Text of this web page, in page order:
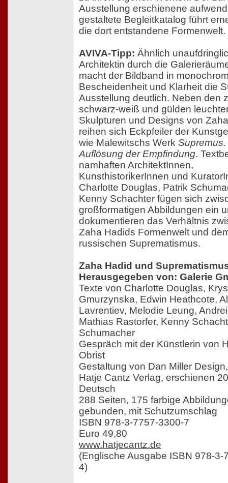
Ausstellung erschienene
gestaltete Begleitkatalog führt
die dort entstandene Formenwelt.
AVIVA-Tipp: Ähnlich
Architektin durch die
macht der Bildband in
Bescheidenheit und Klarheit die
Ausstellung deutlich. Neben den
schwarz-weiß und gülden
Skulpturen und Designs von
reihen sich Eckpfeiler der
wie Malewitschs Werk Supremus.
Auflösung der Empfindung.
namhaften ArchitektInnen,
KunsthistorikerInnen und
Charlotte Douglas, Patrik
Kenny Schachter fügen sich
großformatigen Abbildungen ein
dokumentieren das Verhältnis
Zaha Hadids Formenwelt und
russischen Suprematismus.
Zaha Hadid und
Herausgegeben von: Galerie
Texte von Charlotte Douglas,
Gmurzynska, Edwin Heathcote,
Lavrentiev, Melodie Leung,
Mathias Rastorfer, Kenny
Schumacher
Gespräch mit der Künstlerin von
Obrist
Gestaltung von Dan Miller
Hatje Cantz Verlag, erschienen
Deutsch
288 Seiten, 175 farbige
gebunden, mit Schutzumschlag
ISBN 978-3-7757-3300-7
Euro 49,80
www.hatjecantz.de
(Englische Ausgabe ISBN 978-3-
4)